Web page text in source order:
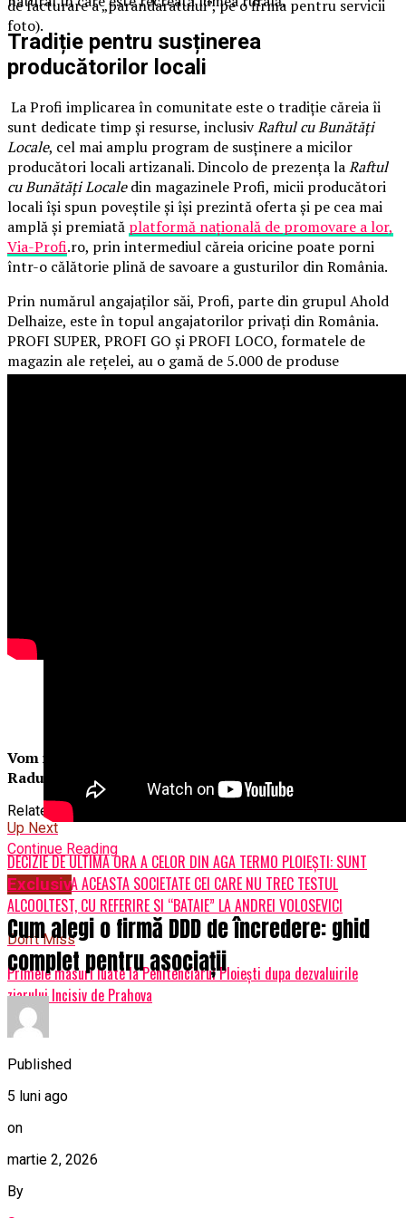
de facturare a „parandaratului”, pe o firma pentru servicii
foto).
.
Vom reveni, cu dezvaluiri senzationale. (Ec Adrian
Radu).
Related Topics:
Up Next
DECIZIE DE ULTIMA ORA A CELOR DIN AGA TERMO PLOIEŞTI: SUNT
INTERZISI LA ACEASTA SOCIETATE CEI CARE NU TREC TESTUL
ALCOOLTEST, CU REFERIRE SI “BATAIE” LA ANDREI VOLOSEVICI
Don't Miss
Primele masuri luate la Penitenciarul Ploieşti dupa dezvaluirile
ziarului Incisiv de Prahova
Tradiție pentru susținerea
producătorilor locali
La Profi implicarea în comunitate este o tradiție căreia îi
sunt dedicate timp și resurse, inclusivRaftul cu Bunătăți
Locale, cel mai amplu program de susținere a micilor
producători locali artizanali. Dincolo de prezența laRaftul
cu Bunătăți Localedin magazinele Profi, micii producători
locali își spun poveștile și își prezintă oferta și pe cea mai
amplă și premiată platformă națională de promovare a lor,
Via-Profi.ro, prin intermediul căreia oricine poate porni
într-o călătorie plină de savoare a gusturilor din România.
Prin numărul angajaților săi, Profi, parte din grupul Ahold
Delhaize, este în topul angajatorilor privați din România.
PROFI SUPER, PROFI GO și PROFI LOCO, formatele de
magazin ale rețelei, au o gamă de 5.000 de produse
apreciate de cei peste 1,6 milioane de clienți care zilnic își
Continue Reading
Exclusiv
Cum alegi o firmă DDD de încredere: ghid
complet pentru asociații
Published
5 luni ago
on
martie 2, 2026
By